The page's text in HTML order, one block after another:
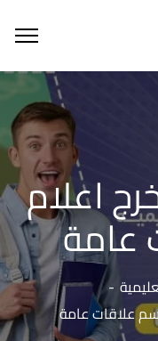
اعلام
عامة